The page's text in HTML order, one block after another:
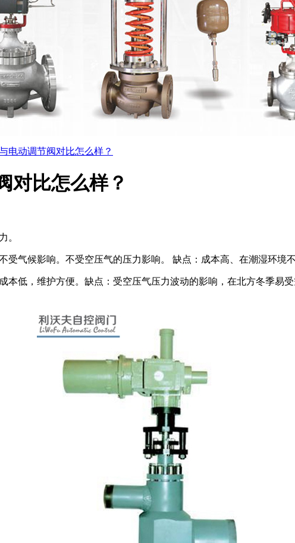
电动调节阀对比怎么样？
对比怎么样？
。
受气候影响。不受空压气的压力影响。 缺点：成本高、在潮湿环境不
本低，维护方便。缺点：受空压气压力波动的影响，在北方冬季易